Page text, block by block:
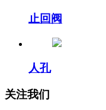
止回阀
人孔
关注我们